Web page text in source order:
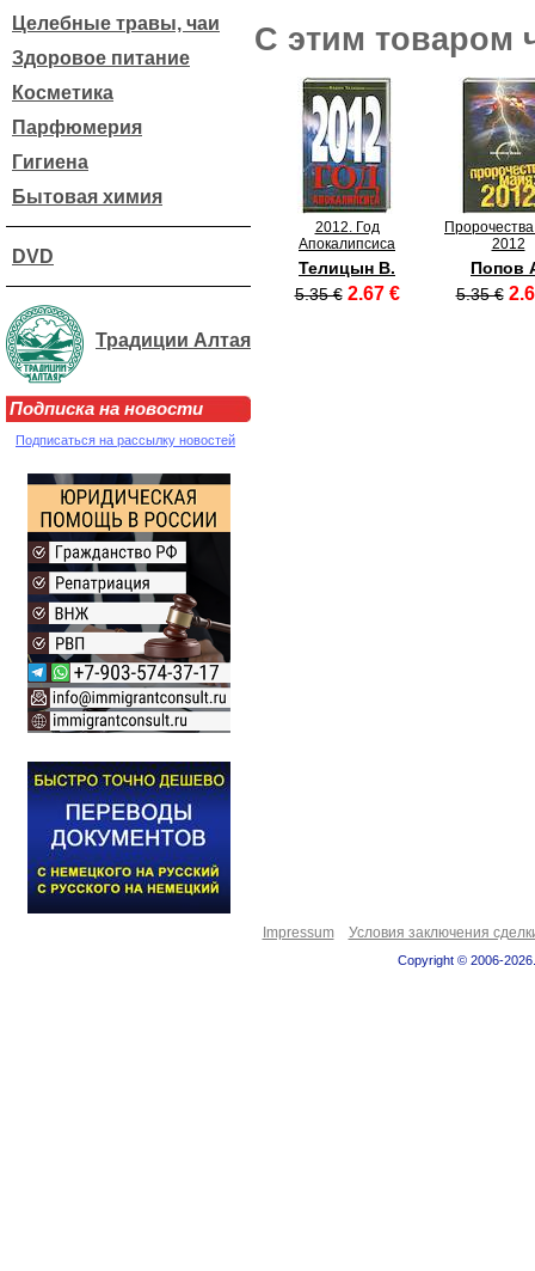
Целебные травы, чаи
Здоровое питание
Косметика
Парфюмерия
Гигиена
Бытовая химия
DVD
Традиции Алтая
Подписка на новости
Подписаться на рассылку новостей
С этим товаром
2012. Год
Апокалипсиса
Телицын В.
5.35 € 2.67 €
2012
Попов
5.35 €
Impressum Условия заключения
Copyright © 2006-